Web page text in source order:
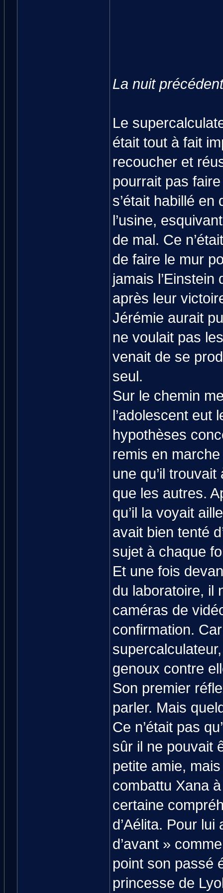
La nuit
Le
était tout à fait
recoucher et
pourrait pas
s’était habillé
l’usine,
de mal. Ce
de faire le mur
jamais l’Einstein
après leur
Jérémie aurait
ne voulait pas
venait de se
seul.
Sur le chemin
l’adolescent eut
hypothèses
remis en
une qu’il
que les autres.
qu’il la voyait
avait bien tenté
sujet à chaque
Et une fois
du laboratoire, il
caméras de
confirmation.
genoux contre
Son premier
parler. Mais
Ce n’était pas
sûr il ne pouvait
petite amie,
combattu Xana
certaine
d’Aélita. Pour
d’avant »
point son passé
princesse de